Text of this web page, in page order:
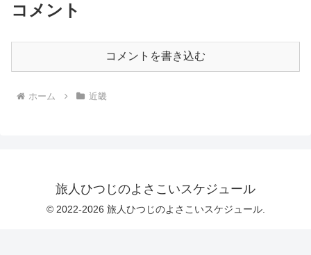
コメント
コメントを書き込む
ホーム 近畿
旅人ひつじのよさこいスケジュール
© 2022-2026 旅人ひつじのよさこいスケジュール.